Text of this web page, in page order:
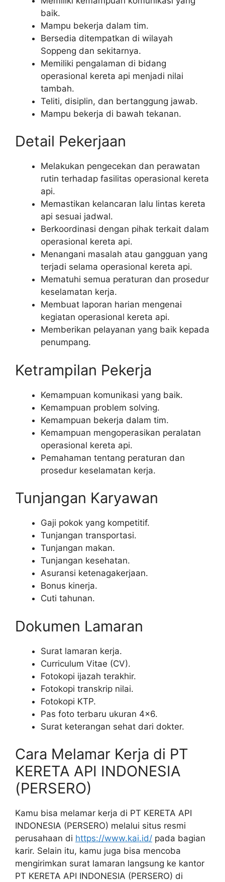
baik.
Mampu bekerja dalam tim.
Bersedia ditempatkan di wilayah
Soppeng dan sekitarnya.
Memiliki pengalaman di bidang
operasional kereta api menjadi nilai
tambah.
Teliti, disiplin, dan bertanggung jawab.
Mampu bekerja di bawah tekanan.
Detail Pekerjaan
Melakukan pengecekan dan perawatan
rutin terhadap fasilitas operasional kereta
api.
Memastikan kelancaran lalu lintas kereta
api sesuai jadwal.
Berkoordinasi dengan pihak terkait dalam
operasional kereta api.
Menangani masalah atau gangguan yang
terjadi selama operasional kereta api.
Mematuhi semua peraturan dan prosedur
keselamatan kerja.
Membuat laporan harian mengenai
kegiatan operasional kereta api.
Memberikan pelayanan yang baik kepada
penumpang.
Ketrampilan Pekerja
Kemampuan komunikasi yang baik.
Kemampuan problem solving.
Kemampuan bekerja dalam tim.
Kemampuan mengoperasikan peralatan
operasional kereta api.
Pemahaman tentang peraturan dan
prosedur keselamatan kerja.
Tunjangan Karyawan
Gaji pokok yang kompetitif.
Tunjangan transportasi.
Tunjangan makan.
Tunjangan kesehatan.
Asuransi ketenagakerjaan.
Bonus kinerja.
Cuti tahunan.
Dokumen Lamaran
Surat lamaran kerja.
Curriculum Vitae (CV).
Fotokopi ijazah terakhir.
Fotokopi transkrip nilai.
Fotokopi KTP.
Pas foto terbaru ukuran 4×6.
Surat keterangan sehat dari dokter.
Cara Melamar Kerja di PT
KERETA API INDONESIA
(PERSERO)
Kamu bisa melamar kerja di PT KERETA API
INDONESIA (PERSERO) melalui situs resmi
perusahaan di https://www.kai.id/ pada bagian
karir. Selain itu, kamu juga bisa mencoba
mengirimkan surat lamaran langsung ke kantor
PT KERETA API INDONESIA (PERSERO) di